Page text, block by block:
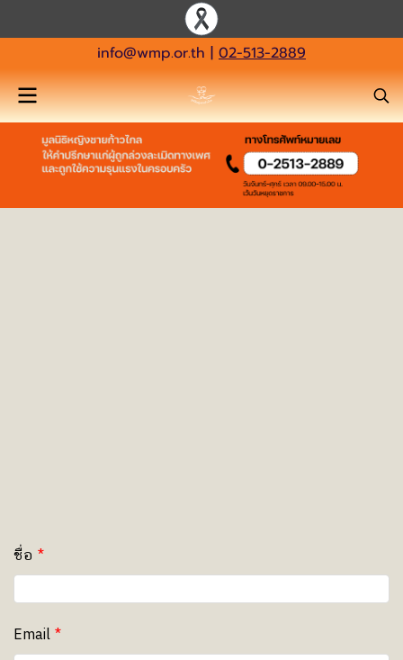
info@wmp.or.th | 02-513-2889
ชื่อ
Email